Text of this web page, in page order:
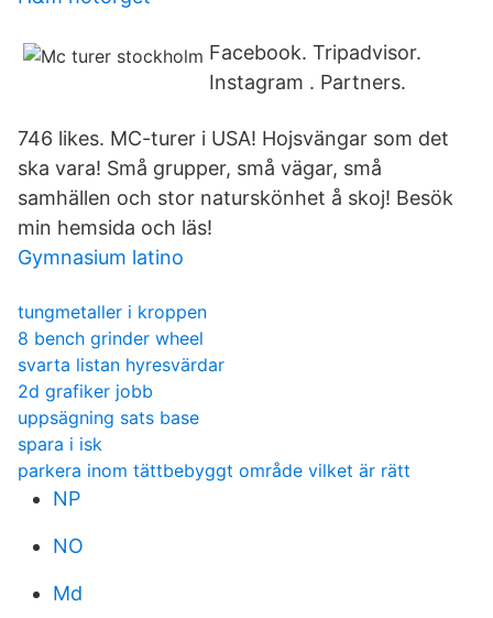
Facebook. Tripadvisor.
Instagram . Partners.
746 likes. MC-turer i USA! Hojsvängar som det
ska vara! Små grupper, små vägar, små
samhällen och stor naturskönhet å skoj! Besök
min hemsida och läs!
Gymnasium latino
tungmetaller i kroppen
8 bench grinder wheel
svarta listan hyresvärdar
2d grafiker jobb
uppsägning sats base
spara i isk
parkera inom tättbebyggt område vilket är rätt
NP
NO
Md